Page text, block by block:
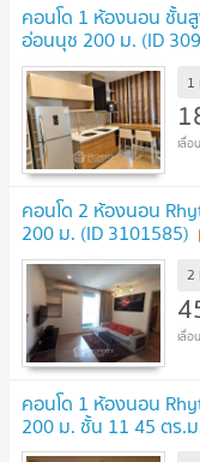
คอนโด 1 ห้องนอน ชั้น
อ่อนนุช 200 ม. (ID
1
คอนโด 2 ห้องนอน
200 ม. (ID 3101585)
2
คอนโด 1 ห้องนอน
200 ม. ชั้น 11 45 ตร.